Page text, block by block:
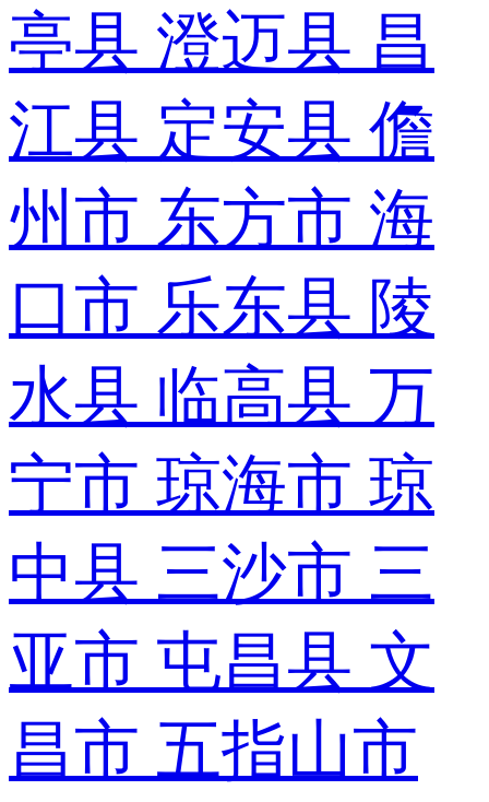
亭县 澄迈县 昌
江县 定安县 儋
州市 东方市 海
口市 乐东县 陵
水县 临高县 万
宁市 琼海市 琼
中县 三沙市 三
亚市 屯昌县 文
昌市 五指山市